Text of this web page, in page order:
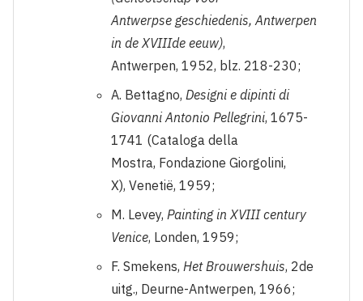
Antwerpse geschiedenis, Antwerpen
in de XVIIIde eeuw),
Antwerpen, 1952, blz. 218-230;
A. Bettagno, Designi e dipinti di
Giovanni Antonio Pellegrini, 1675-
1741 (Cataloga della
Mostra, Fondazione Giorgolini,
X), Venetië, 1959;
M. Levey, Painting in XVIII century
Venice, Londen, 1959;
F. Smekens, Het Brouwershuis, 2de
uitg., Deurne-Antwerpen, 1966;